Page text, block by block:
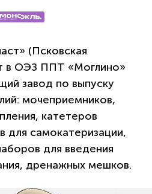
(Псковская
в ОЭЗ ППТ «Моглино»
завод по выпуску
мочеприемников,
катетеров
для самокатеризации,
для введения
дренажных мешков.